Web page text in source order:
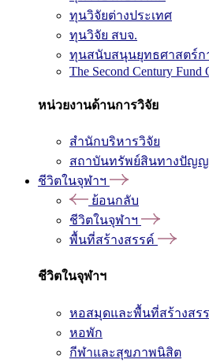
ทุนวิจัยต่างประเทศ
ทุนวิจัย สบจ.
ทุนสนับสนุนยุทธศาสตร์ก
The Second Century Fund
หน่วยงานด้านการวิจัย
สำนักบริหารวิจัย
สถาบันทรัพย์สินทางปัญญ
ชีวิตในจุฬาฯ
ย้อนกลับ
ชีวิตในจุฬาฯ
พื้นที่สร้างสรรค์
ชีวิตในจุฬาฯ
หอสมุดและพื้นที่สร้างสร
หอพัก
กีฬาและสุขภาพนิสิต